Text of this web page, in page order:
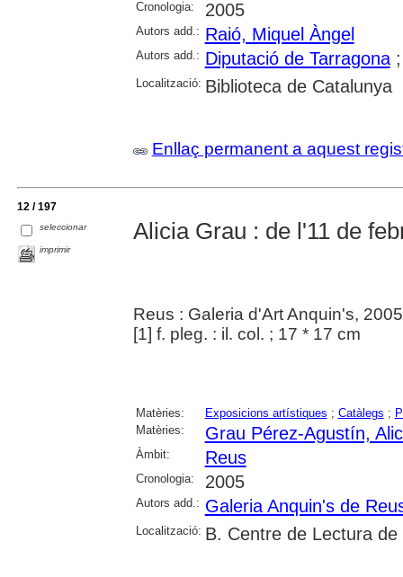
Cronologia: 2005
Autors add.: Raió, Miquel Àngel
Autors add.: Diputació de Tarragona
Localització: Biblioteca de Catalunya
Enllaç permanent a aquest
12 / 197
seleccionar
imprimir
Alicia Grau : de l'11 de
Reus : Galeria d'Art Anquin's, 2005
[1] f. pleg. : il. col. ; 17 * 17 cm
Matèries: Exposicions artístiques ; Catàlegs ;
Matèries:
Grau Pérez-Agustín,
Àmbit: Reus
Cronologia: 2005
Autors add.: Galeria Anquin's de
Localització: B. Centre de Lectura de